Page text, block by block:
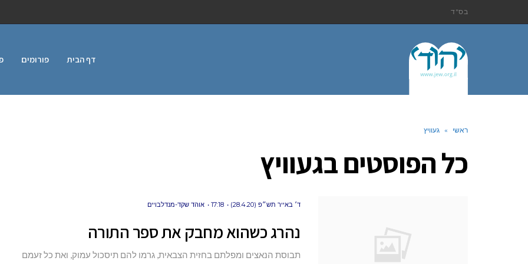
בס"ד
דף הבית פורומים
ראשי » געוויץ
כל הפוסטים בגעוויץ
ד׳ באייר תש״פ (28.4.20) 17:18 אוהד שקד-מנדלבויים
נהרג כשהוא מחבק את ספר התורה
תבוסת הנאצים ומפלתם בחזית הצבאית, גרמו להם תיסכול עמוק, ואת כל זעמם